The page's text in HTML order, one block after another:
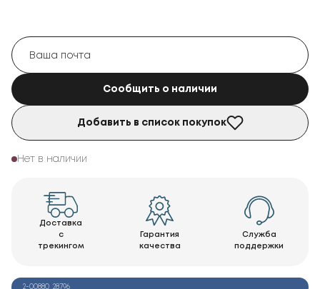
Сообщить о наличии
Добавить в список покупок
Нет в наличии
Доставка
с
трекингом
Гарантия
качества
Служба
поддержки
2-00880_28796